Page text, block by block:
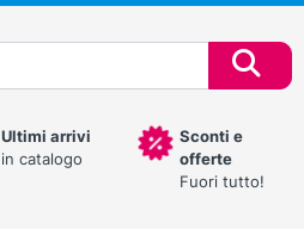
Ultimi arrivi
in catalogo
Sconti e
offerte
Fuori tutto!